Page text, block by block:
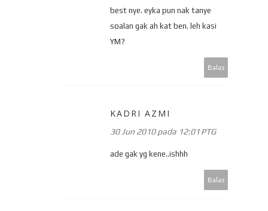
best nye. eyka pun nak tanye
soalan gak ah kat ben. leh kasi
YM?
Balas
KADRI AZMI
30 Jun 2010 pada 12:01 PTG
ade gak yg kene..ishhh
Balas